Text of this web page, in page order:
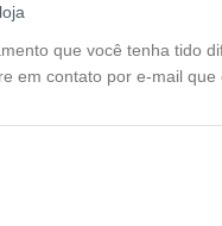
que você tenha tido
em contato por e-mail que